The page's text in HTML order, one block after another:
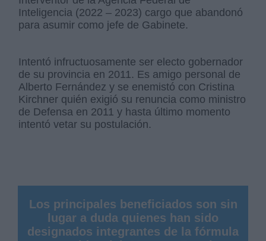
Inteligencia (2022 – 2023) cargo que abandonó
para asumir como jefe de Gabinete.
Intentó infructuosamente ser electo gobernador
de su provincia en 2011. Es amigo personal de
Alberto Fernández y se enemistó con Cristina
Kirchner quién exigió su renuncia como ministro
de Defensa en 2011 y hasta último momento
intentó vetar su postulación.
Los principales beneficiados son sin
lugar a duda quienes han sido
designados integrantes de la fórmula